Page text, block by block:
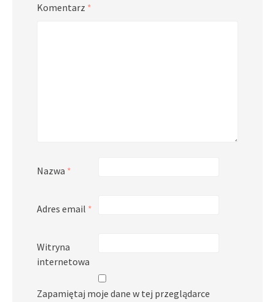
Komentarz *
Nazwa *
Adres email *
Witryna
internetowa
Zapamiętaj moje dane w tej przeglądarce